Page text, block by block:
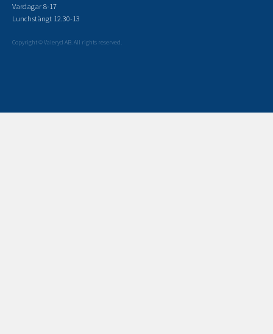
Vardagar 8-17
Lunchstängt 12.30-13
Copyright © Valeryd AB. All rights reserved.